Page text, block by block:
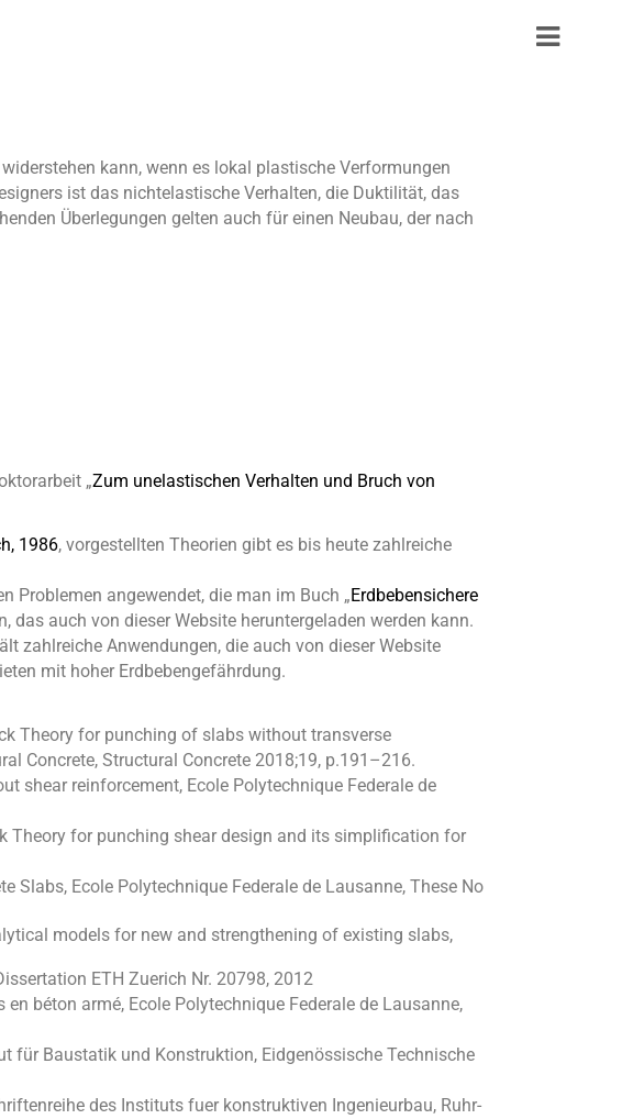
kann, wenn es lokal plastische Verformungen
ist das nichtelastische Verhalten, die Duktilität, das
Überlegungen gelten auch für einen Neubau, der nach
„Zum unelastischen Verhalten und Bruch von
1986, vorgestellten Theorien gibt es bis heute zahlreiche
Problemen angewendet, die man im Buch „Erdbebensichere
das auch von dieser Website heruntergeladen werden kann.
zahlreiche Anwendungen, die auch von dieser Website
mit hoher Erdbebengefährdung.
Theory for punching of slabs without transverse
Concrete, Structural Concrete 2018;19, p.191–216.
shear reinforcement, Ecole Polytechnique Federale de
Theory for punching shear design and its simplification for
Ecole Polytechnique Federale de Lausanne, These No
models for new and strengthening of existing slabs,
ETH Zuerich Nr. 20798, 2012
béton armé, Ecole Polytechnique Federale de Lausanne,
für Baustatik und Konstruktion, Eidgenössische Technische
des Instituts fuer konstruktiven Ingenieurbau, Ruhr-